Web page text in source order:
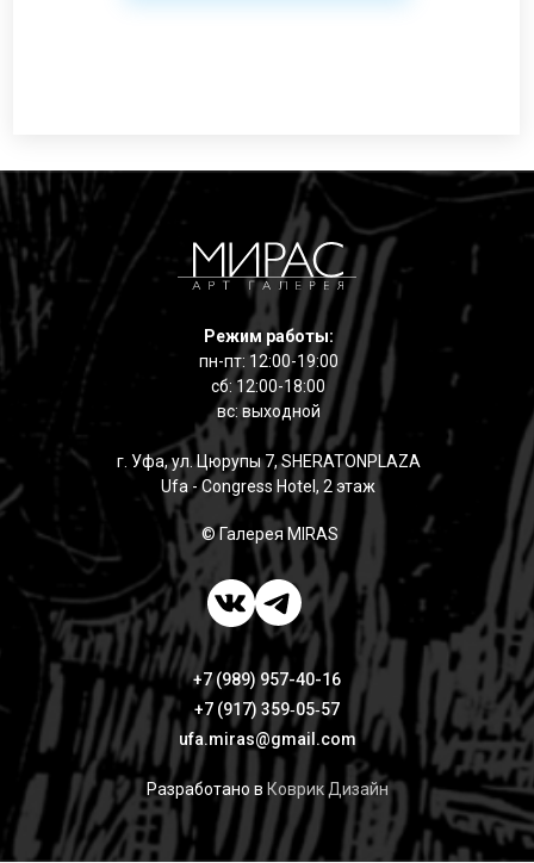
Режим работы:
пн-пт: 12:00-19:00
сб: 12:00-18:00
вс: выходной
г. Уфа, ул. Цюрупы 7, SHERATONPLAZA
Ufa - Congress Hotel, 2 этаж
© Галерея MIRAS
Разработано в Коврик Дизайн
+7 (989) 957-40-16
+7 (917) 359‑05‑57
ufa.miras@gmail.com